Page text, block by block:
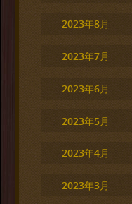
2023年8月
2023年7月
2023年6月
2023年5月
2023年4月
2023年3月